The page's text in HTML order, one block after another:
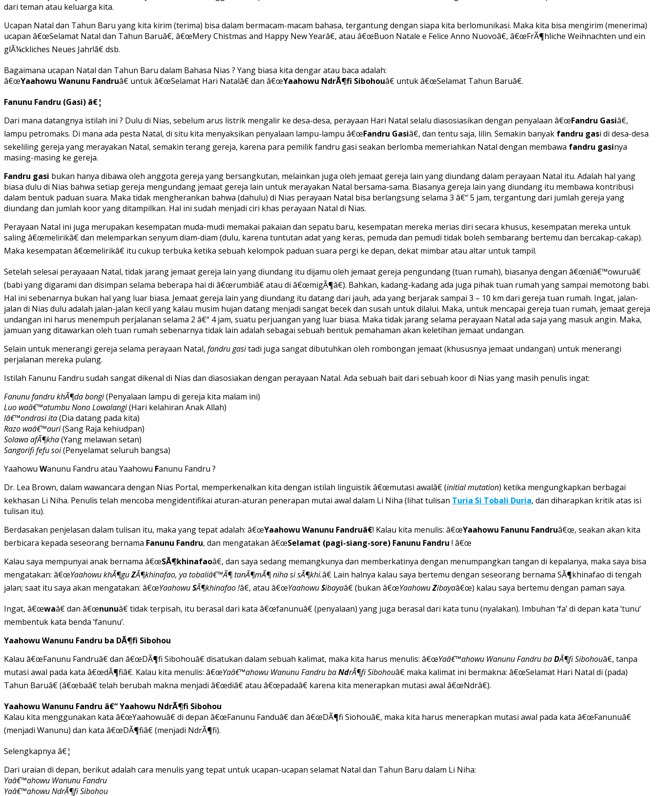
dari teman atau keluarga kita.
Ucapan Natal dan Tahun Baru yang kita kirim (terima) bisa dalam bermacam-macam bahasa, tergantung dengan siapa kita berlomunikasi. Maka kita bisa mengirim (menerima)
ucapan â€œSelamat Natal dan Tahun Baruâ€, â€œMery Chistmas and Happy New Yearâ€, atau â€œBuon Natale e Felice Anno Nuovoâ€, â€œFrÃ¶hliche Weihnachten und ein
glÃ¼ckliches Neues Jahr!â€ dsb.
Bagaimana ucapan Natal dan Tahun Baru dalam Bahasa Nias ? Yang biasa kita dengar atau baca adalah:
â€œYaahowu Wanunu Fandruâ€ untuk â€œSelamat Hari Natalâ€ dan â€œYaahowu NdrÃ¶fi Sibohouâ€ untuk â€œSelamat Tahun Baruâ€.
Fanunu Fandru (Gasi) â€¦
Dari mana datangnya istilah ini ? Dulu di Nias, sebelum arus listrik mengalir ke desa-desa, perayaan Hari Natal selalu diasosiasikan dengan penyalaan â€œFandru Gasiâ€,
lampu petromaks. Di mana ada pesta Natal, di situ kita menyaksikan penyalaan lampu-lampu â€œFandru Gasiâ€, dan tentu saja, lilin. Semakin banyak fandru gasi di desa-desa
sekeliling gereja yang merayakan Natal, semakin terang gereja, karena para pemilik fandru gasi seakan berlomba memeriahkan Natal dengan membawa fandru gasinya
masing-masing ke gereja.
Fandru gasi bukan hanya dibawa oleh anggota gereja yang bersangkutan, melainkan juga oleh jemaat gereja lain yang diundang dalam perayaan Natal itu. Adalah hal yang
biasa dulu di Nias bahwa setiap gereja mengundang jemaat gereja lain untuk merayakan Natal bersama-sama. Biasanya gereja lain yang diundang itu membawa kontribusi
dalam bentuk paduan suara. Maka tidak mengherankan bahwa (dahulu) di Nias perayaan Natal bisa berlangsung selama 3 â€“ 5 jam, tergantung dari jumlah gereja yang
diundang dan jumlah koor yang ditampilkan. Hal ini sudah menjadi ciri khas perayaan Natal di Nias.
Perayaan Natal ini juga merupakan kesempatan muda-mudi memakai pakaian dan sepatu baru, kesempatan mereka merias diri secara khusus, kesempatan mereka untuk
saling â€œmelirikâ€ dan melemparkan senyum diam-diam (dulu, karena tuntutan adat yang keras, pemuda dan pemudi tidak boleh sembarang bertemu dan bercakap-cakap).
Maka kesempatan â€œmelirikâ€ itu cukup terbuka ketika sebuah kelompok paduan suara pergi ke depan, dekat mimbar atau altar untuk tampil.
Setelah selesai perayaaan Natal, tidak jarang jemaat gereja lain yang diundang itu dijamu oleh jemaat gereja pengundang (tuan rumah), biasanya dengan â€œniâ€™owuruâ€
(babi yang digarami dan disimpan selama beberapa hai di â€œrumbiâ€ atau di â€œmigÃ¶â€). Bahkan, kadang-kadang ada juga pihak tuan rumah yang sampai memotong babi.
Hal ini sebenarnya bukan hal yang luar biasa. Jemaat gereja lain yang diundang itu datang dari jauh, ada yang berjarak sampai 3 – 10 km dari gereja tuan rumah. Ingat, jalan-
jalan di Nias dulu adalah jalan-jalan kecil yang kalau musim hujan datang menjadi sangat becek dan susah untuk dilalui. Maka, untuk mencapai gereja tuan rumah, jemaat gereja
undangan ini harus menempuh perjalanan selama 2 â€“ 4 jam, suatu perjuangan yang luar biasa. Maka tidak jarang selama perayaan Natal ada saja yang masuk angin. Maka,
jamuan yang ditawarkan oleh tuan rumah sebenarnya tidak lain adalah sebagai sebuah bentuk pemahaman akan keletihan jemaat undangan.
Selain untuk menerangi gereja selama perayaan Natal, fandru gasitadi juga sangat dibutuhkan oleh rombongan jemaat (khususnya jemaat undangan) untuk menerangi
perjalanan mereka pulang.
Istilah Fanunu Fandru sudah sangat dikenal di Nias dan diasosiakan dengan perayaan Natal. Ada sebuah bait dari sebuah koor di Nias yang masih penulis ingat:
Fanunu fandru khÃ¶da bongi(Penyalaan lampu di gereja kita malam ini)
Luo waâ€™atumbu Nono Lowalangi(Hari kelahiran Anak Allah)
Iâ€™ondrasi ita(Dia datang pada kita)
Razo waâ€™auri(Sang Raja kehiudpan)
Solawa afÃ¶kha(Yang melawan setan)
Sangorifi fefu soi(Penyelamat seluruh bangsa)
Yaahowu Wanunu Fandru atau Yaahowu Fanunu Fandru ?
Dr. Lea Brown, dalam wawancara dengan Nias Portal, memperkenalkan kita dengan istilah linguistik â€œmutasi awalâ€ (initial mutation) ketika mengungkapkan berbagai
kekhasan Li Niha. Penulis telah mencoba mengidentifikai aturan-aturan penerapan mutai awal dalam Li Niha (lihat tulisan Turia Si Tobali Duria, dan diharapkan kritik atas isi
tulisan itu).
Berdasakan penjelasan dalam tulisan itu, maka yang tepat adalah: â€œYaahowu Wanunu Fandruâ€! Kalau kita menulis: â€œYaahowu Fanunu Fandruâ€œ, seakan akan kita
berbicara kepada seseorang bernama Fanunu Fandru, dan mengatakan â€œSelamat (pagi-siang-sore) Fanunu Fandru ! â€œ
Kalau saya mempunyai anak bernama â€œSÃ¶khinafaoâ€, dan saya sedang memangkunya dan memberkatinya dengan menumpangkan tangan di kepalanya, maka saya bisa
mengatakan: â€œYaahowu khÃ¶guZÃ¶khinafao, ya tobaliâ€™Ã¶ tanÃ¶mÃ¶ niha si sÃ¶khi.â€ Lain halnya kalau saya bertemu dengan seseorang bernama SÃ¶khinafao di tengah
jalan; saat itu saya akan mengatakan: â€œYaahowuSÃ¶khinafao !â€, atau â€œYaahowuSibayaâ€ (bukan â€œYaahowuZibayaâ€œ) kalau saya bertemu dengan paman saya.
Ingat, â€œwaâ€ dan â€œnunuâ€ tidak terpisah, itu berasal dari kata â€œfanunuâ€ (penyalaan) yang juga berasal dari kata tunu (nyalakan). Imbuhan ‘fa’ di depan kata ‘tunu’
membentuk kata benda ‘fanunu’.
Yaahowu Wanunu Fandru ba DÃ¶fi Sibohou
Kalau â€œFanunu Fandruâ€ dan â€œDÃ¶fi Sibohouâ€ disatukan dalam sebuah kalimat, maka kita harus menulis: â€œYaâ€™ahowu Wanunu Fandru baDÃ¶fi Sibohouâ€, tanpa
mutasi awal pada kata â€œdÃ¶fiâ€. Kalau kita menulis: â€œYaâ€™ahowu Wanunu Fandru baNdrÃ¶fi Sibohouâ€ maka kalimat ini bermakna: â€œSelamat Hari Natal di (pada)
Tahun Baruâ€ (â€œbaâ€ telah berubah makna menjadi â€œdiâ€ atau â€œpadaâ€ karena kita menerapkan mutasi awal â€œNdrâ€).
Yaahowu Wanunu Fandru â€“ Yaahowu NdrÃ¶fi Sibohou
Kalau kita menggunakan kata â€œYaahowuâ€ di depan â€œFanunu Fanduâ€ dan â€œDÃ¶fi Siohouâ€, maka kita harus menerapkan mutasi awal pada kata â€œFanunuâ€
(menjadi Wanunu) dan kata â€œDÃ¶fiâ€ (menjadi NdrÃ¶fi).
Selengkapnya â€¦
Dari uraian di depan, berikut adalah cara menulis yang tepat untuk ucapan-ucapan selamat Natal dan Tahun Baru dalam Li Niha:
Yaâ€™ahowu Wanunu Fandru
Yaâ€™ahowu NdrÃ¶fi Sibohou